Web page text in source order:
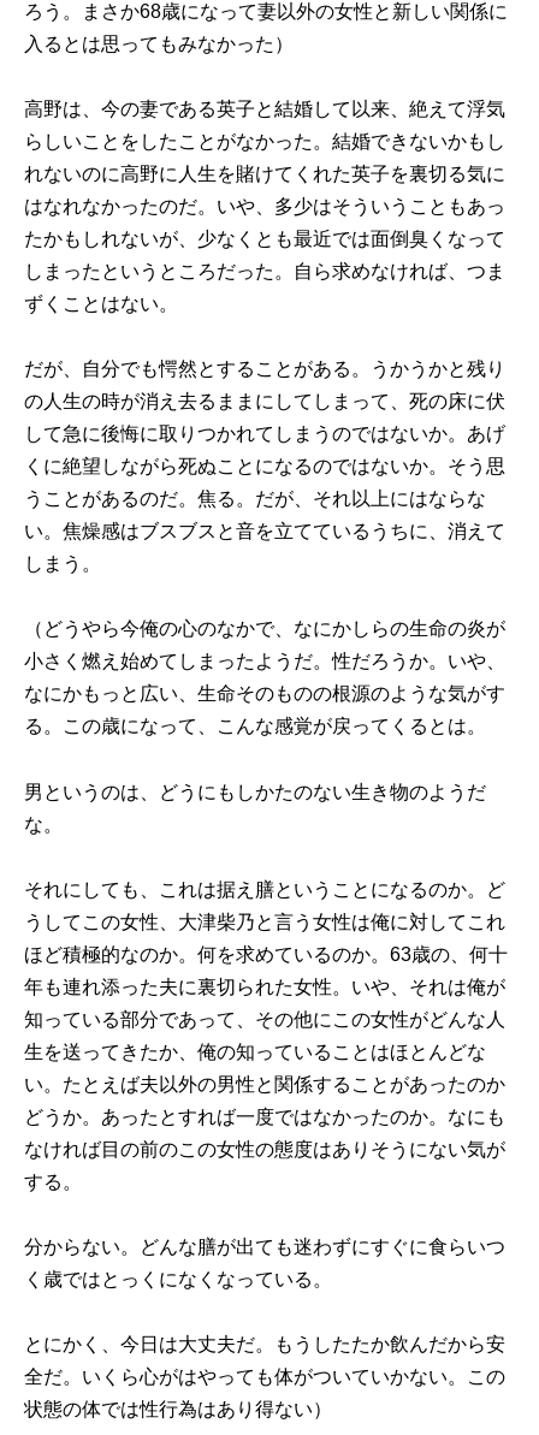
ろう。まさか68歳になって妻以外の女性と新しい関係に
入るとは思ってもみなかった）
高野は、今の妻である英子と結婚して以来、絶えて浮気
らしいことをしたことがなかった。結婚できないかもし
れないのに高野に人生を賭けてくれた英子を裏切る気に
はなれなかったのだ。いや、多少はそういうこともあっ
たかもしれないが、少なくとも最近では面倒臭くなって
しまったというところだった。自ら求めなければ、つま
ずくことはない。
だが、自分でも愕然とすることがある。うかうかと残り
の人生の時が消え去るままにしてしまって、死の床に伏
して急に後悔に取りつかれてしまうのではないか。あげ
くに絶望しながら死ぬことになるのではないか。そう思
うことがあるのだ。焦る。だが、それ以上にはならな
い。焦燥感はブスブスと音を立てているうちに、消えて
しまう。
（どうやら今俺の心のなかで、なにかしらの生命の炎が
小さく燃え始めてしまったようだ。性だろうか。いや、
なにかもっと広い、生命そのものの根源のような気がす
る。この歳になって、こんな感覚が戻ってくるとは。
男というのは、どうにもしかたのない生き物のようだ
な。
それにしても、これは据え膳ということになるのか。ど
うしてこの女性、大津柴乃と言う女性は俺に対してこれ
ほど積極的なのか。何を求めているのか。63歳の、何十
年も連れ添った夫に裏切られた女性。いや、それは俺が
知っている部分であって、その他にこの女性がどんな人
生を送ってきたか、俺の知っていることはほとんどな
い。たとえば夫以外の男性と関係することがあったのか
どうか。あったとすれば一度ではなかったのか。なにも
なければ目の前のこの女性の態度はありそうにない気が
する。
分からない。どんな膳が出ても迷わずにすぐに食らいつ
く歳ではとっくになくなっている。
とにかく、今日は大丈夫だ。もうしたたか飲んだから安
全だ。いくら心がはやっても体がついていかない。この
状態の体では性行為はあり得ない）